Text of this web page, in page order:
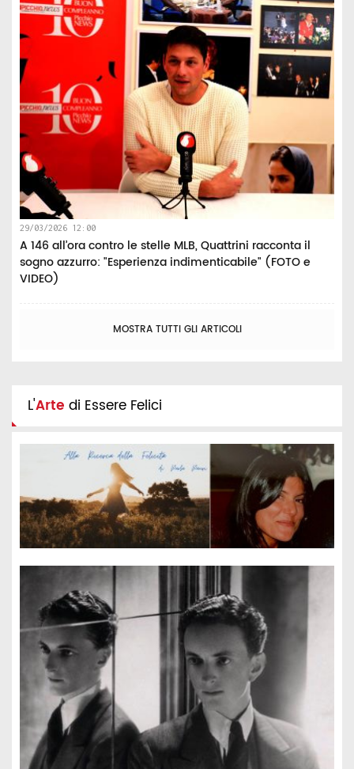
29/03/2026 12:00
A 146 all’ora contro le stelle MLB, Quattrini racconta il
sogno azzurro: "Esperienza indimenticabile" (FOTO e
VIDEO)
MOSTRA TUTTI GLI ARTICOLI
L'Arte di Essere Felici